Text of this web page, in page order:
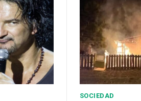
SOCIEDAD